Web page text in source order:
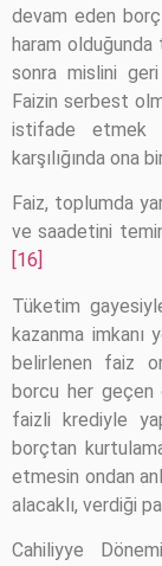
devam eden
haram
sonra mislini
Faizin serbest
istifade etmek
karşılığında ona
Faiz, toplumda
ve saadetini
[16]
Tüketim
kazanma imkanı
belirlenen faiz
borcu her geçen
faizli krediyle
borçtan
etmesin ondan
alacaklı, verdiği
Cahiliyye